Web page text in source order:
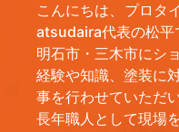
こんにちは、プロ
atsudaira代表の松平
明石市・三木市にシ
経験や知識、塗装に
事を行わせていただ
長年職人として現場